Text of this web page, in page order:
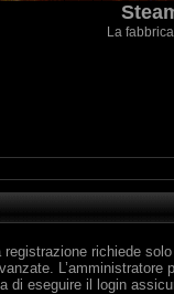
La
richiede
L’amministratore
di eseguire il login